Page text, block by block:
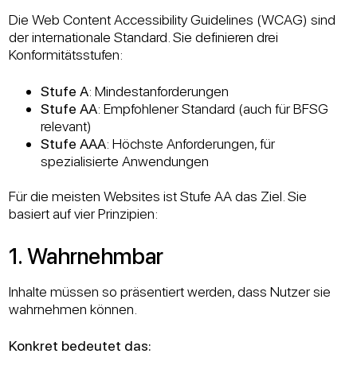
Die Web Content Accessibility Guidelines (WCAG) sind
der internationale Standard. Sie definieren drei
Konformitätsstufen:
Stufe A: Mindestanforderungen
Stufe AA: Empfohlener Standard (auch für BFSG
relevant)
Stufe AAA: Höchste Anforderungen, für
spezialisierte Anwendungen
Für die meisten Websites ist Stufe AA das Ziel. Sie
basiert auf vier Prinzipien:
1. Wahrnehmbar
Inhalte müssen so präsentiert werden, dass Nutzer sie
wahrnehmen können.
Konkret bedeutet das: